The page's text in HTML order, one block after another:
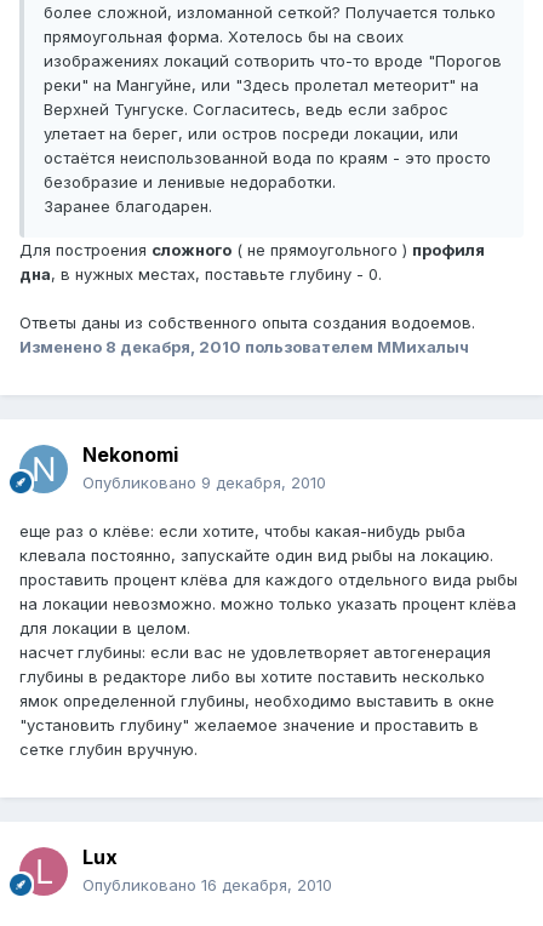
более сложной, изломанной сеткой? Получается только
прямоугольная форма. Хотелось бы на своих
изображениях локаций сотворить что-то вроде "Порогов
реки" на Мангуйне, или "Здесь пролетал метеорит" на
Верхней Тунгуске. Согласитесь, ведь если заброс
улетает на берег, или остров посреди локации, или
остаётся неиспользованной вода по краям - это просто
безобразие и ленивые недоработки.
Заранее благодарен.
Для построения сложного ( не прямоугольного ) профиля
дна, в нужных местах, поставьте глубину - 0.
Ответы даны из собственного опыта создания водоемов.
Изменено 8 декабря, 2010 пользователем ММихалыч
Nekonomi
Опубликовано 9 декабря, 2010
еще раз о клёве: если хотите, чтобы какая-нибудь рыба
клевала постоянно, запускайте один вид рыбы на локацию.
проставить процент клёва для каждого отдельного вида рыбы
на локации невозможно. можно только указать процент клёва
для локации в целом.
насчет глубины: если вас не удовлетворяет автогенерация
глубины в редакторе либо вы хотите поставить несколько
ямок определенной глубины, необходимо выставить в окне
"установить глубину" желаемое значение и проставить в
сетке глубин вручную.
Lux
Опубликовано 16 декабря, 2010